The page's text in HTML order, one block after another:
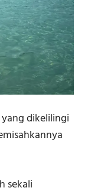
dikelilingi
sekali